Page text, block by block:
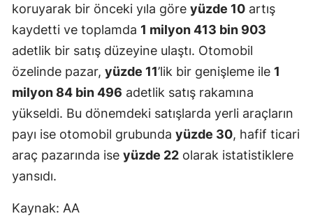
Iğdır
Karabük
Osmaniye
Düzce
koruyarak bir önceki yıla göre yüzde 10 artış
kaydetti ve toplamda 1 milyon 413 bin 903
adetlik bir satış düzeyine ulaştı. Otomobil
özelinde pazar, yüzde 11’lik bir genişleme ile 1
milyon 84 bin 496 adetlik satış rakamına
yükseldi. Bu dönemdeki satışlarda yerli araçların
payı ise otomobil grubunda yüzde 30, hafif ticari
araç pazarında ise yüzde 22 olarak istatistiklere
yansıdı.
Kaynak: AA